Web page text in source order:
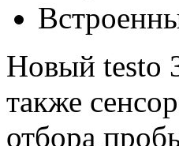
Новый testo
также
отбора